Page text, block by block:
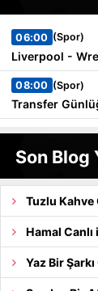
06:00 (Spor)
Liverpool -
08:00 (Spor)
Transfer
Son Blog
Tuzlu Kahve
Hamal Canlı
Yaz Bir